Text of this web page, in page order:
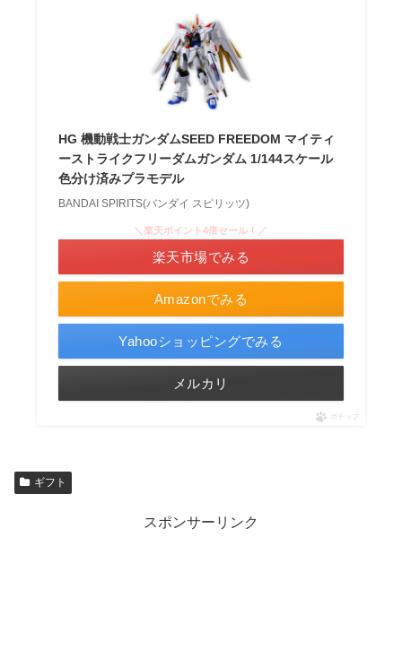
HG 機動戦士ガンダムSEED FREEDOM マイティ
ーストライクフリーダムガンダム 1/144スケール
色分け済みプラモデル
BANDAI SPIRITS(バンダイ スピリッツ)
Amazonでみる
＼楽天ポイント4倍セール！／
楽天市場でみる
Yahooショッピングでみる
メルカリ
ポチップ
ギフト
スポンサーリンク